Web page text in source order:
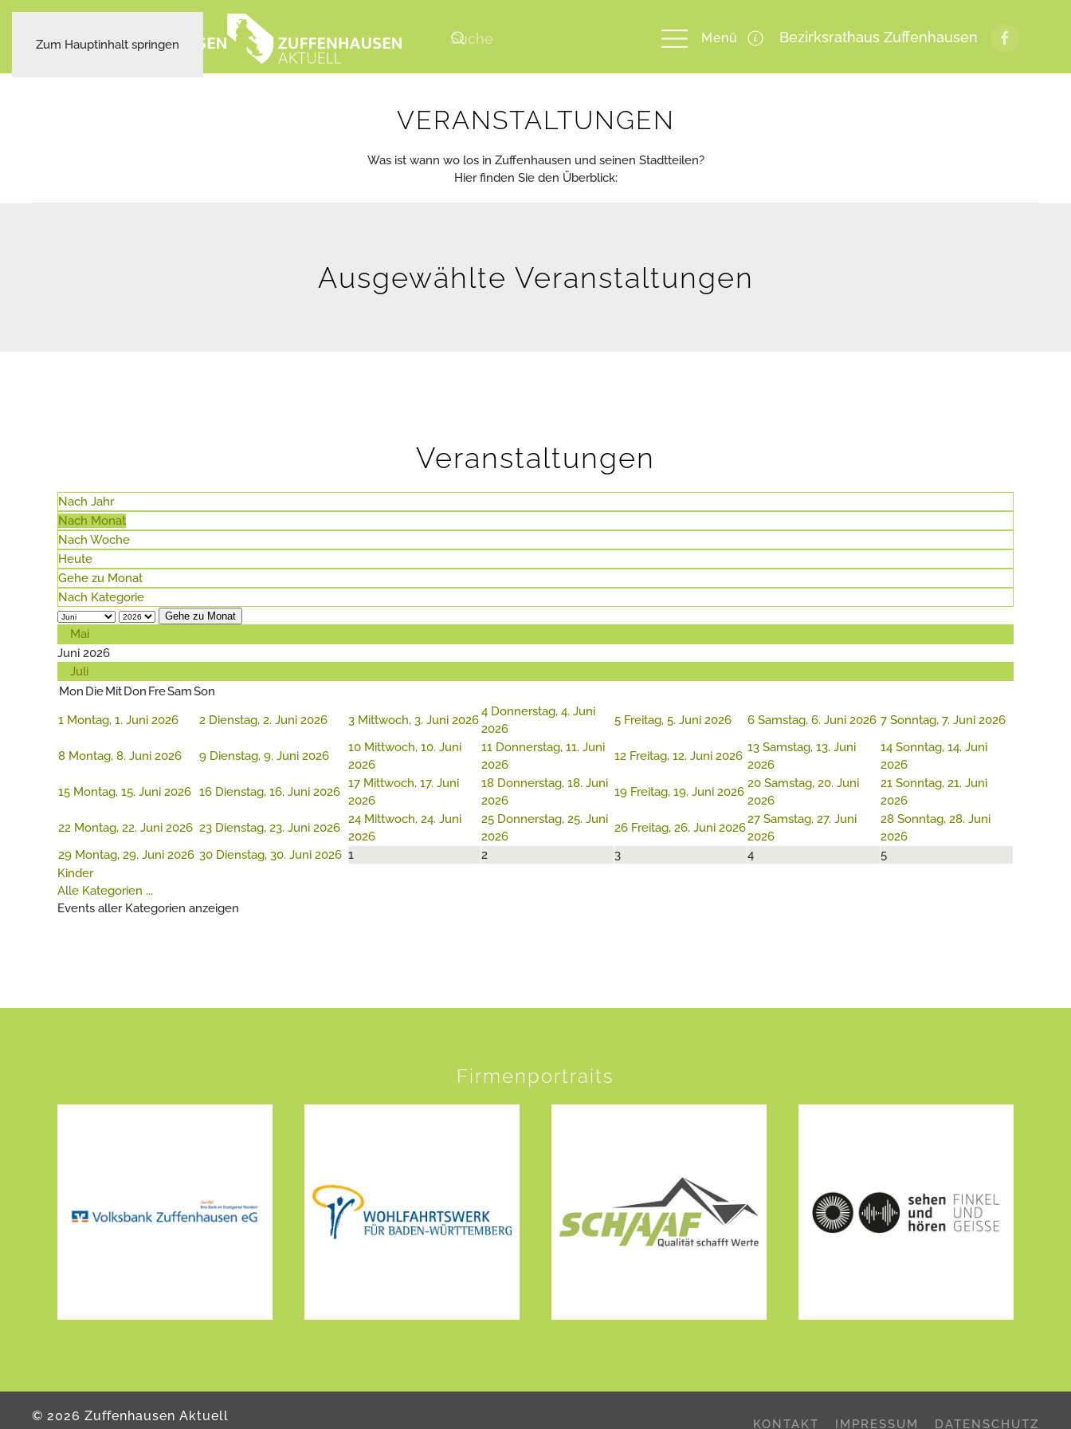
Zum Hauptinhalt springen Menü Bezirksrathaus Zuffenhausen
VERANSTALTUNGEN
Was ist wann wo los in Zuffenhausen und seinen Stadtteilen?
Hier finden Sie den Überblick:
Ausgewählte Veranstaltungen
Veranstaltungen
Nach Jahr
Nach Monat
Nach Woche
Heute
Gehe zu Monat
Nach Kategorie
Gehe zu Monat
Mai
Juni 2026
Juli
Mon DieMitDon FreSamSon
1 Montag, 1. Juni 2026 2 Dienstag, 2. Juni 2026 3 Mittwoch, 3. Juni 2026
4 Donnerstag, 4. Juni
2026
5 Freitag, 5. Juni 2026 6 Samstag, 6. Juni 2026 7 Sonntag, 7. Juni 2026
8 Montag, 8. Juni 2026 9 Dienstag, 9. Juni 2026
10 Mittwoch, 10. Juni
2026
11 Donnerstag, 11. Juni
2026
12 Freitag, 12. Juni 2026
13 Samstag, 13. Juni
2026
14 Sonntag, 14. Juni
2026
15 Montag, 15. Juni 2026 16 Dienstag, 16. Juni 2026
17 Mittwoch, 17. Juni
2026
18 Donnerstag, 18. Juni
2026
19 Freitag, 19. Juni 2026
20 Samstag, 20. Juni
2026
21 Sonntag, 21. Juni
2026
22 Montag, 22. Juni 2026 23 Dienstag, 23. Juni 2026
24 Mittwoch, 24. Juni
2026
25 Donnerstag, 25. Juni
2026
26 Freitag, 26. Juni 2026
27 Samstag, 27. Juni
2026
28 Sonntag, 28. Juni
2026
29 Montag, 29. Juni 2026 30 Dienstag, 30. Juni 2026 1 2 3 4
5
Kinder
Alle Kategorien ...
Events aller Kategorien anzeigen
Firmenportraits
© 2026 Zuffenhausen Aktuell
KONTAKT IMPRESSUM DATENSCHUTZ